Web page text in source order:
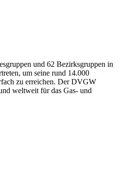
und 62 Bezirksgruppen in
um seine rund 14.000
zu erreichen. Der DVGW
weltweit für das Gas- und